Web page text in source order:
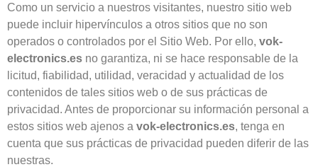
Como un servicio a nuestros visitantes, nuestro sitio web
puede incluir hipervínculos a otros sitios que no son
operados o controlados por el Sitio Web. Por ello, vok-
electronics.es no garantiza, ni se hace responsable de la
licitud, fiabilidad, utilidad, veracidad y actualidad de los
contenidos de tales sitios web o de sus prácticas de
privacidad. Antes de proporcionar su información personal a
estos sitios web ajenos a vok-electronics.es, tenga en
cuenta que sus prácticas de privacidad pueden diferir de las
nuestras.